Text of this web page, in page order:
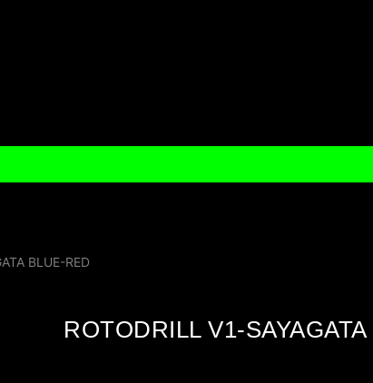
BLUE-RED
ROTODRILL V1-